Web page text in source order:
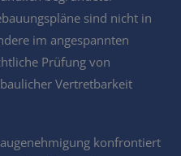
sind nicht in
im angespannten
Prüfung von
Vertretbarkeit
konfrontiert